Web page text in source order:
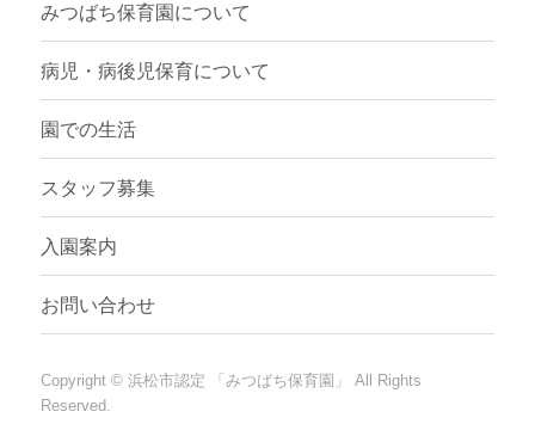
みつばち保育園について
病児・病後児保育について
園での生活
スタッフ募集
入園案内
お問い合わせ
Copyright ©浜松市認定 「みつばち保育園」All Rights
Reserved.